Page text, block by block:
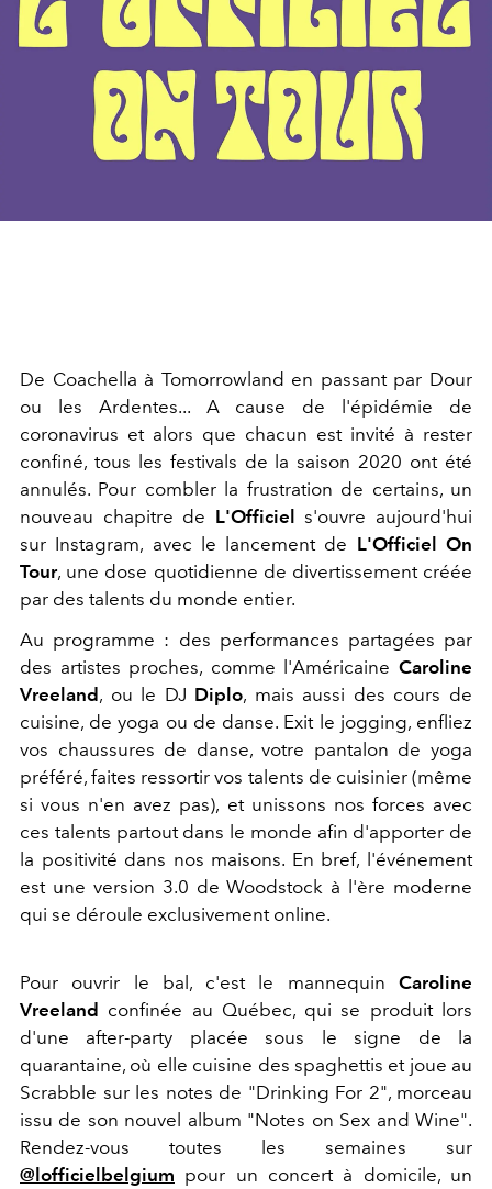
De Coachella à Tomorrowland en passant par Dour
ou les Ardentes... A cause de l'épidémie de
coronavirus et alors que chacun est invité à rester
confiné, tous les festivals de la saison 2020 ont été
annulés. Pour combler la frustration de certains, un
nouveau chapitre de L'Officiel s'ouvre aujourd'hui
sur Instagram, avec le lancement de L'Officiel On
Tour, une dose quotidienne de divertissement créée
par des talents du monde entier.
Au programme : des performances partagées par
des artistes proches, comme l'Américaine Caroline
Vreeland, ou le DJ Diplo, mais aussi des cours de
cuisine, de yoga ou de danse. Exit le jogging, enfliez
vos chaussures de danse, votre pantalon de yoga
préféré, faites ressortir vos talents de cuisinier (même
si vous n'en avez pas), et unissons nos forces avec
ces talents partout dans le monde afin d'apporter de
la positivité dans nos maisons. En bref, l'événement
est une version 3.0 de Woodstock à l'ère moderne
qui se déroule exclusivement online.
Pour ouvrir le bal, c'est le mannequin Caroline
Vreeland confinée au Québec, qui se produit lors
d'une after-party placée sous le signe de la
quarantaine, où elle cuisine des spaghettis et joue au
Scrabble sur les notes de "Drinking For 2", morceau
issu de son nouvel album "Notes on Sex and Wine".
Rendez-vous
toutes les semaines sur
@lofficielbelgium pour un concert à domicile, un